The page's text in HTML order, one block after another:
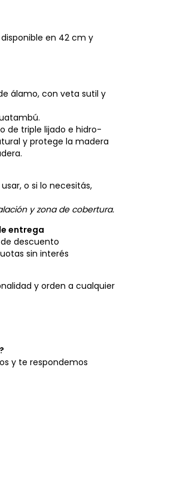
en 42 cm y
álamo, con veta sutil y
de triple lijado e hidro-
y protege la madera
o si lo necesitás,
y zona de cobertura.
entrega
descuento
sin interés
y orden a cualquier
y te respondemos